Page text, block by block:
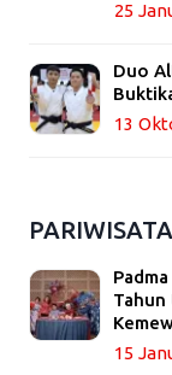
25
Duo
13
PARIWISATA
Tahun
15